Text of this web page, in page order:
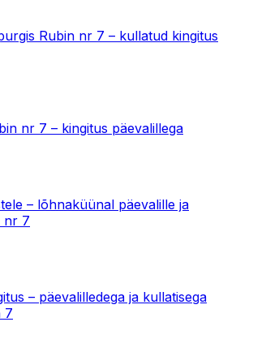
Rubin nr 7 – kullatud kingitus
nr 7 – kingitus päevalillega
– lõhnaküünal päevalille ja
nr 7
– päevalilledega ja kullatisega
7